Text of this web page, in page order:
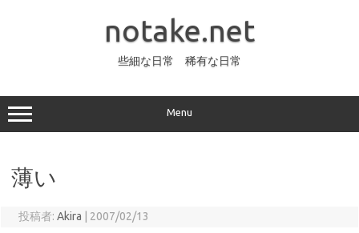
ッ
プ
notake.net
些細な日常 稀有な日常
Menu
薄い
投稿者: Akira 2007/02/13